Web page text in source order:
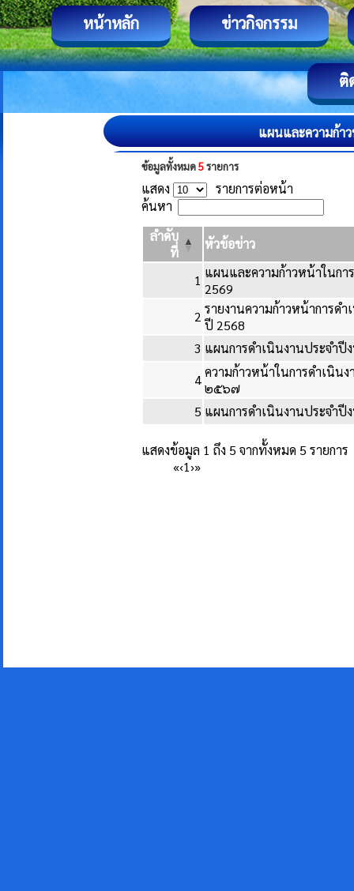
หน้าหลัก ข่าวกิจกรรม
ติ
แผนและความก้า
ข้อมูลทั้งหมด5รายการ
แสดง
รายการต่อหน้า
ค้นหา
ลำดับ
ที่
หัวข้อข่าว
1 แผนและความก้าวหน้าในกา
2569
2 รายงานความก้าวหน้าการด
ปี 2568
3 แผนการดำเนินงานประจำ
4ความก้าวหน้าในการดำเนิน
๒๕๖๗
5 แผนการดำเนินงานประจำ
แสดงข้อมูล 1 ถึง 5 จากทั้งหมด 5 รายการ
«‹1›»